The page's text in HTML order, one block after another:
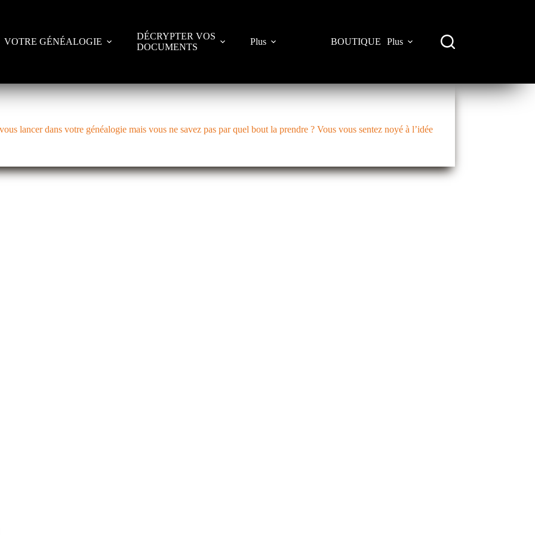
VOTRE GÉNÉALOGIE
DÉCRYPTER VOS
DOCUMENTS
Plus BOUTIQUE Plus
lancer dans votre généalogie mais vous ne savez pas par quel bout la prendre ? Vous vous sentez noyé à l’idée